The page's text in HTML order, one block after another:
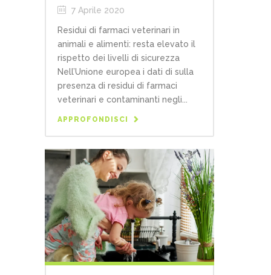
7 Aprile 2020
Residui di farmaci veterinari in
animali e alimenti: resta elevato il
rispetto dei livelli di sicurezza
Nell’Unione europea i dati di sulla
presenza di residui di farmaci
veterinari e contaminanti negli...
APPROFONDISCI